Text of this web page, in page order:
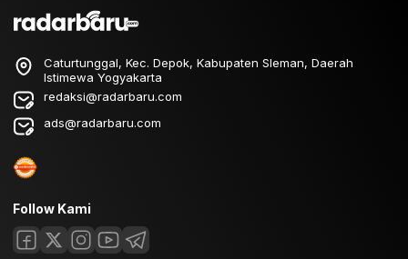
Caturtunggal, Kec. Depok, Kabupaten Sleman, Daerah
Istimewa Yogyakarta
redaksi@radarbaru.com
ads@radarbaru.com
Follow Kami